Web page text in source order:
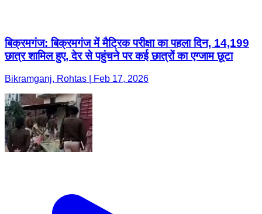
बिक्रमगंज: बिक्रमगंज में मैट्रिक परीक्षा का पहला दिन, 14,199
छात्र शामिल हुए, देर से पहुंचने पर कई छात्रों का एग्जाम छूटा
Bikramganj, Rohtas | Feb 17, 2026